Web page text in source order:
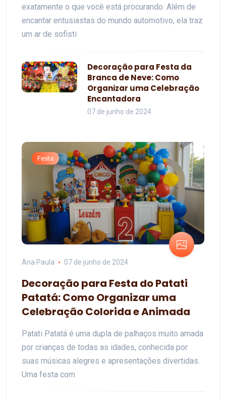
exatamente o que você está procurando. Além de
encantar entusiastas do mundo automotivo, ela traz
um ar de sofisti
Decoração para Festa da
Branca de Neve: Como
Organizar uma Celebração
Encantadora
07 de junho de 2024
Festa
Ana Paula 07 de junho de 2024
Decoração para Festa do Patati
Patatá: Como Organizar uma
Celebração Colorida e Animada
Patati Patatá é uma dupla de palhaços muito amada
por crianças de todas as idades, conhecida por
suas músicas alegres e apresentações divertidas.
Uma festa com